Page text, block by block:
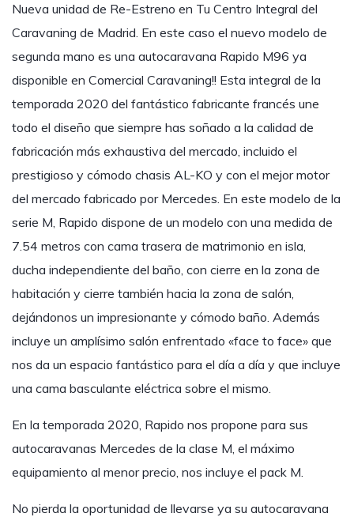
Nueva unidad de Re-Estreno en Tu Centro Integral del
Caravaning de Madrid. En este caso el nuevo modelo de
segunda mano es una autocaravana Rapido M96 ya
disponible en Comercial Caravaning!! Esta integral de la
temporada 2020 del fantástico fabricante francés une
todo el diseño que siempre has soñado a la calidad de
fabricación más exhaustiva del mercado, incluido el
prestigioso y cómodo chasis AL-KO y con el mejor motor
del mercado fabricado por Mercedes. En este modelo de la
serie M, Rapido dispone de un modelo con una medida de
7.54 metros con cama trasera de matrimonio en isla,
ducha independiente del baño, con cierre en la zona de
habitación y cierre también hacia la zona de salón,
dejándonos un impresionante y cómodo baño. Además
incluye un amplísimo salón enfrentado «face to face» que
nos da un espacio fantástico para el día a día y que incluye
una cama basculante eléctrica sobre el mismo.
En la temporada 2020, Rapido nos propone para sus
autocaravanas Mercedes de la clase M, el máximo
equipamiento al menor precio, nos incluye el pack M.
No pierda la oportunidad de llevarse ya su autocaravana